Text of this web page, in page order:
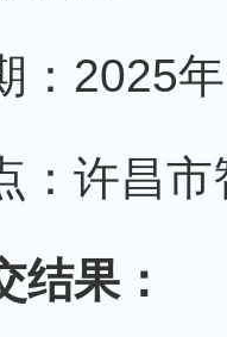
2025年
许昌市
结果：